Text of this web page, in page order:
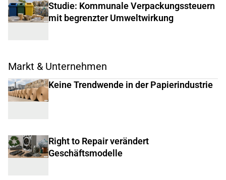
Studie: Kommunale Verpackungssteuern
mit begrenzter Umweltwirkung
Markt & Unternehmen
Keine Trendwende in der Papierindustrie
Right to Repair verändert
Geschäftsmodelle